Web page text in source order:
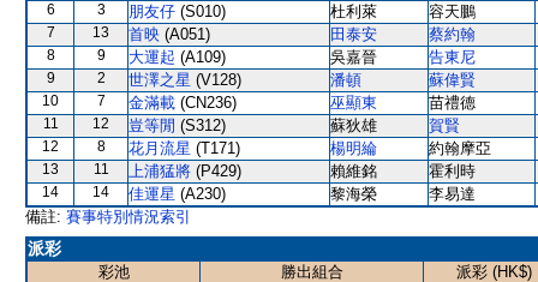
6 3 朋友仔 (S010) 杜利萊 容天鵬
7 13 首映 (A051) 田泰安 蔡約翰
8 9 大運起 (A109) 吳嘉晉 告東尼
9 2 世澤之星 (V128) 潘頓 蘇偉賢
10 7 金滿載 (CN236) 巫顯東 苗禮德
11 12 豈等閒 (S312) 蘇狄雄 賀賢
12 8 花月流星 (T171) 楊明綸 約翰摩亞
13 11 上浦猛將 (P429) 賴維銘 霍利時
14 14 佳運星 (A230) 黎海榮
李易達
備註: 賽事特別情況索引
派彩
彩池 勝出組合
派彩 (HK$)